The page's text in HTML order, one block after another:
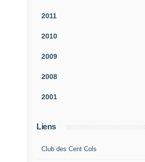
2011
2010
2009
2008
2001
Liens
Club des Cent Cols